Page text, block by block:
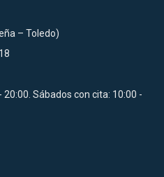
– Toledo)
20:00. Sábados con cita: 10:00 -